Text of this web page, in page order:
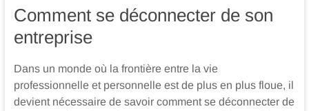
Comment se déconnecter de son
entreprise
Dans un monde où la frontière entre la vie
professionnelle et personnelle est de plus en plus floue, il
devient nécessaire de savoir comment se déconnecter de